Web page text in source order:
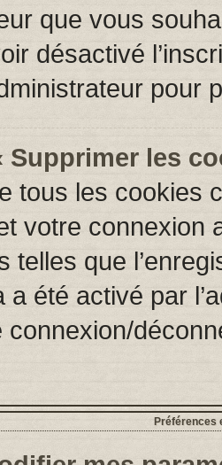
que vous
désactivé
pour
Supprimer les
tous les cookies
votre connexion
telles que
a été activé par
connexion/
Préférences